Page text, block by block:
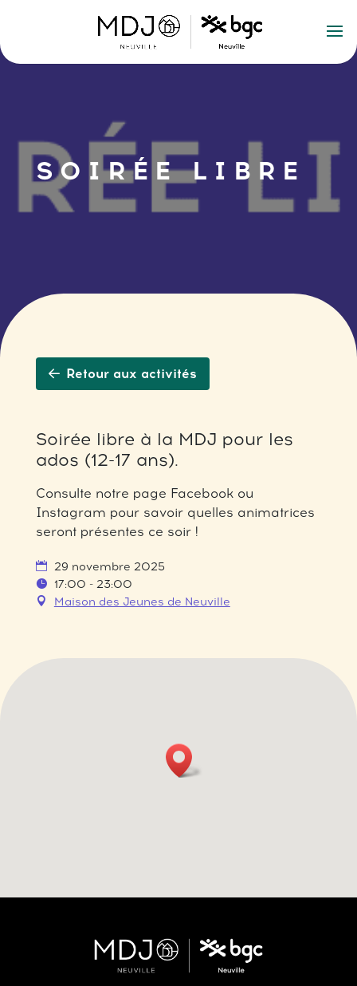
SOIRÉE LIBRE
Retour aux activités
Soirée libre à la MDJ pour les
ados (12-17 ans).
Consulte notre page Facebook ou
Instagram pour savoir quelles animatrices
seront présentes ce soir !
29 novembre 2025
17:00 - 23:00
Maison des Jeunes de Neuville